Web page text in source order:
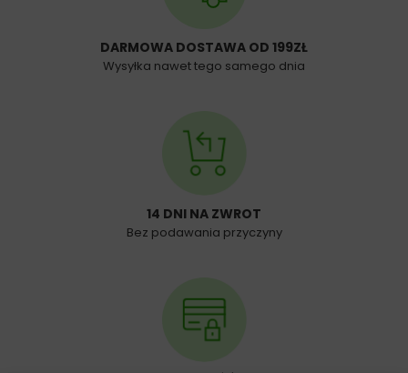
DARMOWA DOSTAWA OD 199ZŁ
Wysyłka nawet tego samego dnia
14 DNI NA ZWROT
Bez podawania przyczyny